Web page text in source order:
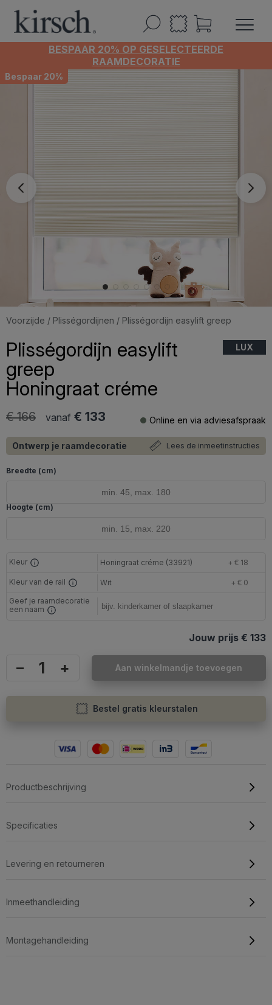
BESPAAR 20% OP GESELECTEERDE
RAAMDECORATIE
Bespaar 20%
Voorzijde / Plisségordijnen / Plisségordijn easylift greep
Plisségordijn easylift
greep
Honingraat créme
LUX
vanaf € 133
€ 166 Online en via adviesafspraak
Ontwerp je raamdecoratie Lees de inmeetinstructies
Breedte (cm)
Hoogte (cm)
Kleur Honingraat créme (33921) + € 18
Kleur van de rail Wit
+ € 0
Geef je raamdecoratie
een naam
Jouw prijs € 133
– + Aan winkelmandje toevoegen
Bestel gratis kleurstalen
Productbeschrijving
Specificaties
Levering en retourneren
Inmeethandleiding
Montagehandleiding